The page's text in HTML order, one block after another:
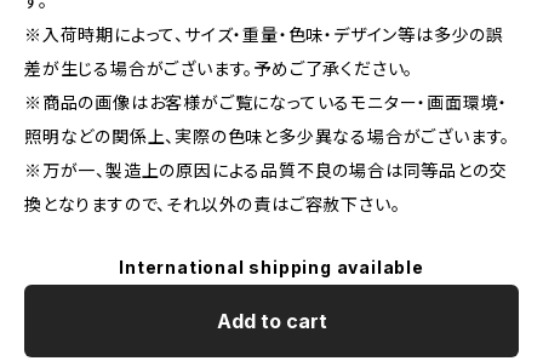
※入荷時期によって、サイズ・重量・色味・デザイン等は多少の誤
差が生じる場合がございます。予めご了承ください。
※商品の画像はお客様がご覧になっているモニター・画面環境・
照明などの関係上、実際の色味と多少異なる場合がございます。
※万が一、製造上の原因による品質不良の場合は同等品との交
換となりますので、それ以外の責はご容赦下さい。
International shipping available
Add to cart